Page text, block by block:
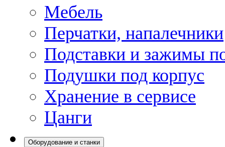
Мебель
Перчатки, напалечники
Подставки и зажимы
Подушки под корпус
Хранение в сервисе
Цанги
Оборудование и станки